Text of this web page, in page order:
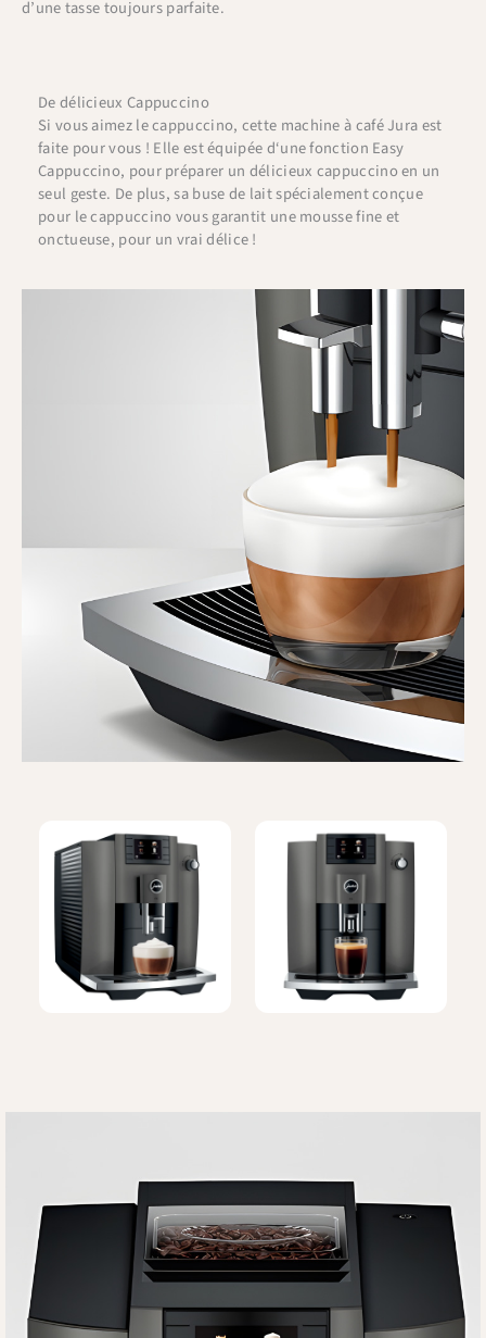
d’une tasse toujours parfaite.
De délicieux Cappuccino
Si vousaimezlecappuccino, cette machineàcaféJuraest
faite pourvous ! Elleestéquipéed‘unefonction Easy
Cappuccino, pourpréparer un délicieux cappuccinoen un
seul geste. De plus,sabusede laitspécialementconçue
pour lecappuccinovousgarantit unemoussefineet
onctueuse, pour un vraidélice!